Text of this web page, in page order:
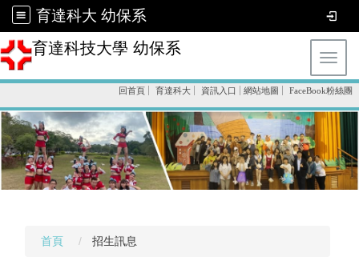
育達科大 幼保系
育達科技大學 幼保系
回首頁 育達科大 資訊入口 網站地圖 FaceBook粉絲團
首頁 招生訊息